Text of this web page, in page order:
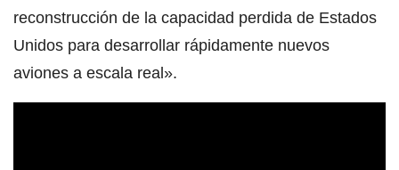
reconstrucción de la capacidad perdida de Estados
Unidos para desarrollar rápidamente nuevos
aviones a escala real».